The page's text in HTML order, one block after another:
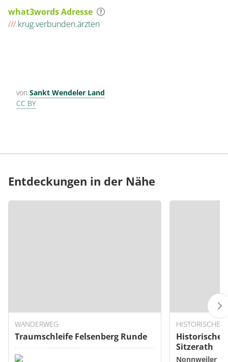
what3words Adresse
/// krug.verbunden.ärzten
von Sankt Wendeler Land
CC BY
Entdeckungen in der Nähe
WANDERWEG
Traumschleife Felsenberg Runde
HISTORISCHE
Historische
Sitzerath
Nonnweiler